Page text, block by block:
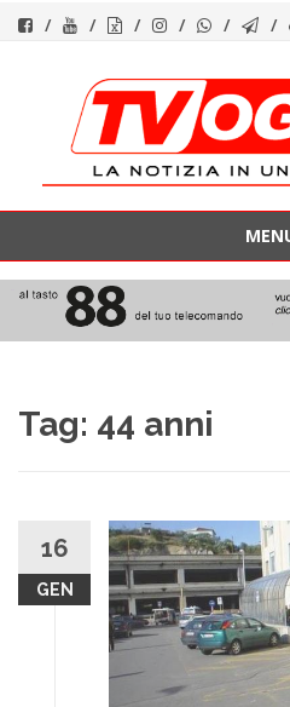
contenuto
contenuto
Tag: 44 anni
16
GEN